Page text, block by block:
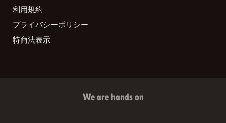
利用規約
プライバシーポリシー
特商法表示
We are hands on